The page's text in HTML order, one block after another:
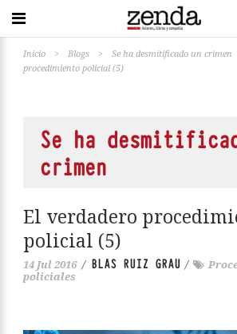
Inicio > Blogs > Se ha desmitificado un crimen
procedimiento policial (5)
Se ha
crimen
El verdadero
policial (5)
14 Jul 2016 / BLAS RUIZ GRAU /
policiales